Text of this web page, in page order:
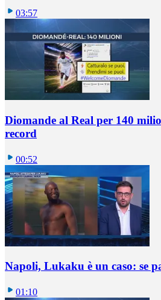
03:57
Diomande al Real per 140
record
00:52
Napoli, Lukaku è un caso: se
01:10